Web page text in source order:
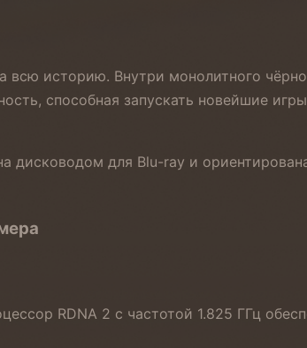
историю. Внутри монолитного
способная запускать новейшие
дисководом для Blu-ray и
RDNA 2 с частотой 1.825 ГГц